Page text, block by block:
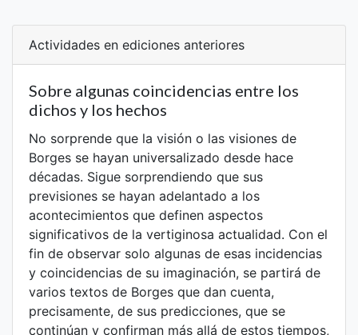
Actividades en ediciones anteriores
Sobre algunas coincidencias entre los
dichos y los hechos
No sorprende que la visión o las visiones de
Borges se hayan universalizado desde hace
décadas. Sigue sorprendiendo que sus
previsiones se hayan adelantado a los
acontecimientos que definen aspectos
significativos de la vertiginosa actualidad. Con el
fin de observar solo algunas de esas incidencias
y coincidencias de su imaginación, se partirá de
varios textos de Borges que dan cuenta,
precisamente, de sus predicciones, que se
continúan y confirman más allá de estos tiempos,